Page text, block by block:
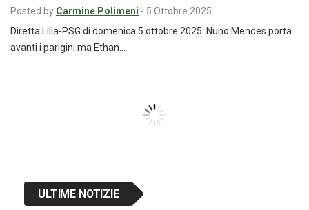
Posted by Carmine Polimeni - 5 Ottobre 2025
Diretta Lilla-PSG di domenica 5 ottobre 2025: Nuno Mendes porta
avanti i parigini ma Ethan…
ULTIME NOTIZIE